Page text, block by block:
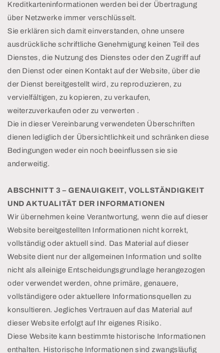
Kreditkarteninformationen werden bei der Übertragung
über Netzwerke immer verschlüsselt.
Sie erklären sich damit einverstanden, ohne unsere
ausdrückliche schriftliche Genehmigung keinen Teil des
Dienstes, die Nutzung des Dienstes oder den Zugriff auf
den Dienst oder einen Kontakt auf der Website, über die
der Dienst bereitgestellt wird, zu reproduzieren, zu
vervielfältigen, zu kopieren, zu verkaufen,
weiterzuverkaufen oder zu verwerten .
Die in dieser Vereinbarung verwendeten Überschriften
dienen lediglich der Übersichtlichkeit und schränken diese
Bedingungen weder ein noch beeinflussen sie sie
anderweitig.
ABSCHNITT 3 – GENAUIGKEIT, VOLLSTÄNDIGKEIT
UND AKTUALITÄT DER INFORMATIONEN
Wir übernehmen keine Verantwortung, wenn die auf dieser
Website bereitgestellten Informationen nicht korrekt,
vollständig oder aktuell sind. Das Material auf dieser
Website dient nur der allgemeinen Information und sollte
nicht als alleinige Entscheidungsgrundlage herangezogen
oder verwendet werden, ohne primäre, genauere,
vollständigere oder aktuellere Informationsquellen zu
konsultieren. Jegliches Vertrauen auf das Material auf
dieser Website erfolgt auf Ihr eigenes Risiko.
Diese Website kann bestimmte historische Informationen
enthalten. Historische Informationen sind zwangsläufig